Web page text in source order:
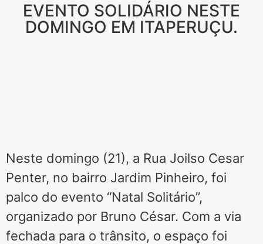
EVENTO SOLIDÁRIO NESTE
DOMINGO EM ITAPERUÇU.
Neste domingo (21), a Rua Joilso Cesar
Penter, no bairro Jardim Pinheiro, foi
palco do evento “Natal Solitário”,
organizado por Bruno César. Com a via
fechada para o trânsito, o espaço foi